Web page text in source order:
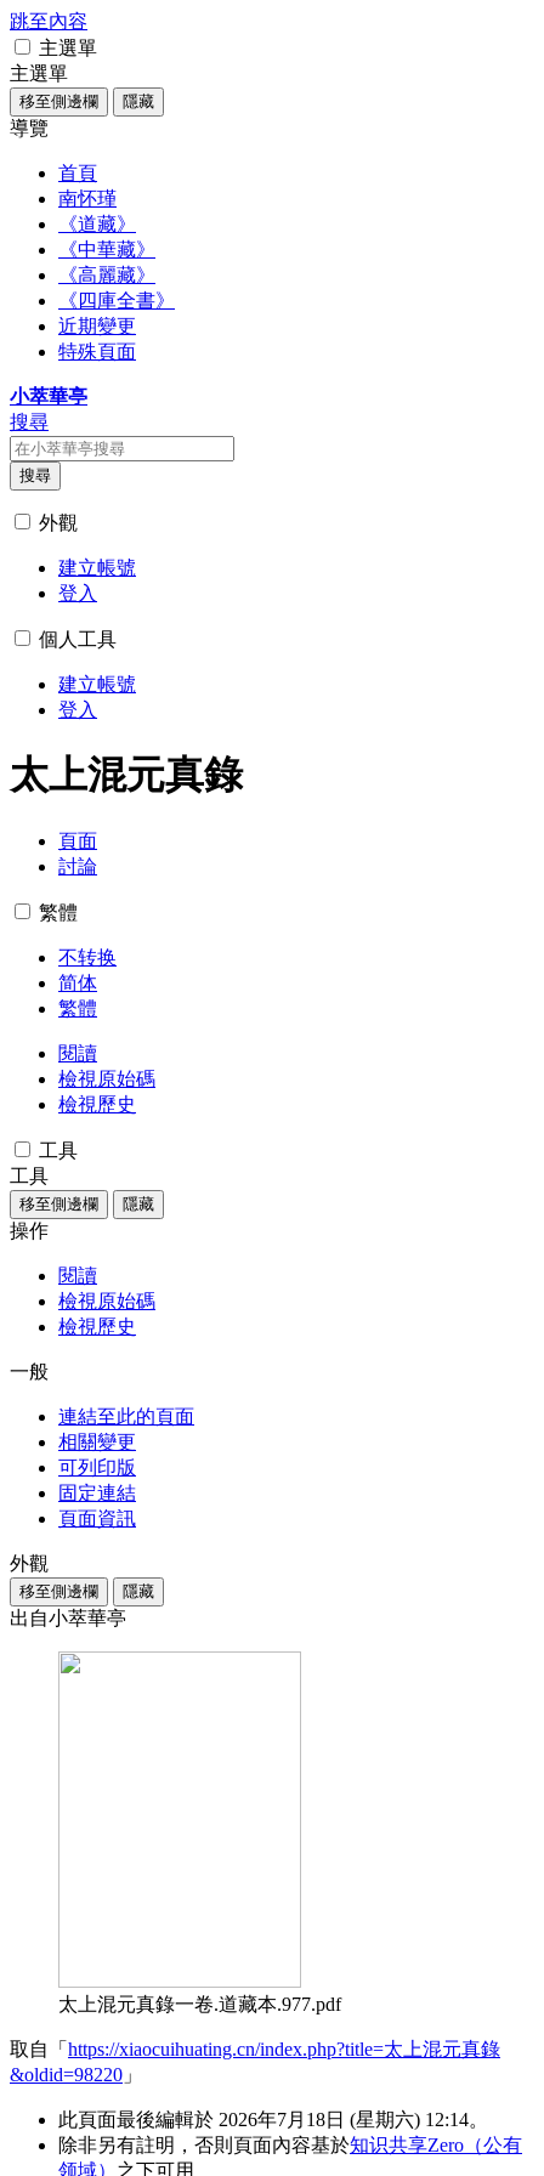
跳至內容
主選單
主選單
移至側邊欄 隱藏
導覽
首頁
南怀瑾
《道藏》
《中華藏》
《高麗藏》
《四庫全書》
近期變更
特殊頁面
小萃華亭
搜尋
搜尋
外觀
建立帳號
登入
個人工具
建立帳號
登入
太上混元真錄
頁面
討論
繁體
不转换
简体
繁體
閱讀
檢視原始碼
檢視歷史
工具
工具
移至側邊欄 隱藏
操作
閱讀
檢視原始碼
檢視歷史
一般
連結至此的頁面
相關變更
可列印版
固定連結
頁面資訊
外觀
移至側邊欄 隱藏
出自小萃華亭
太上混元真錄一卷.道藏本.977.pdf
取自「 https://xiaocuihuating.cn/index.php?title=太上混元真錄
&oldid=98220 」
此頁面最後編輯於 2026年7月18日 (星期六) 12:14。
除非另有註明，否則頁面內容基於知识共享Zero（公有
领域） 之下可用